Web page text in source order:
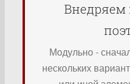
Внедряем
Модульно -
нескольких
Делим проект на
согласовываем
Производим
и